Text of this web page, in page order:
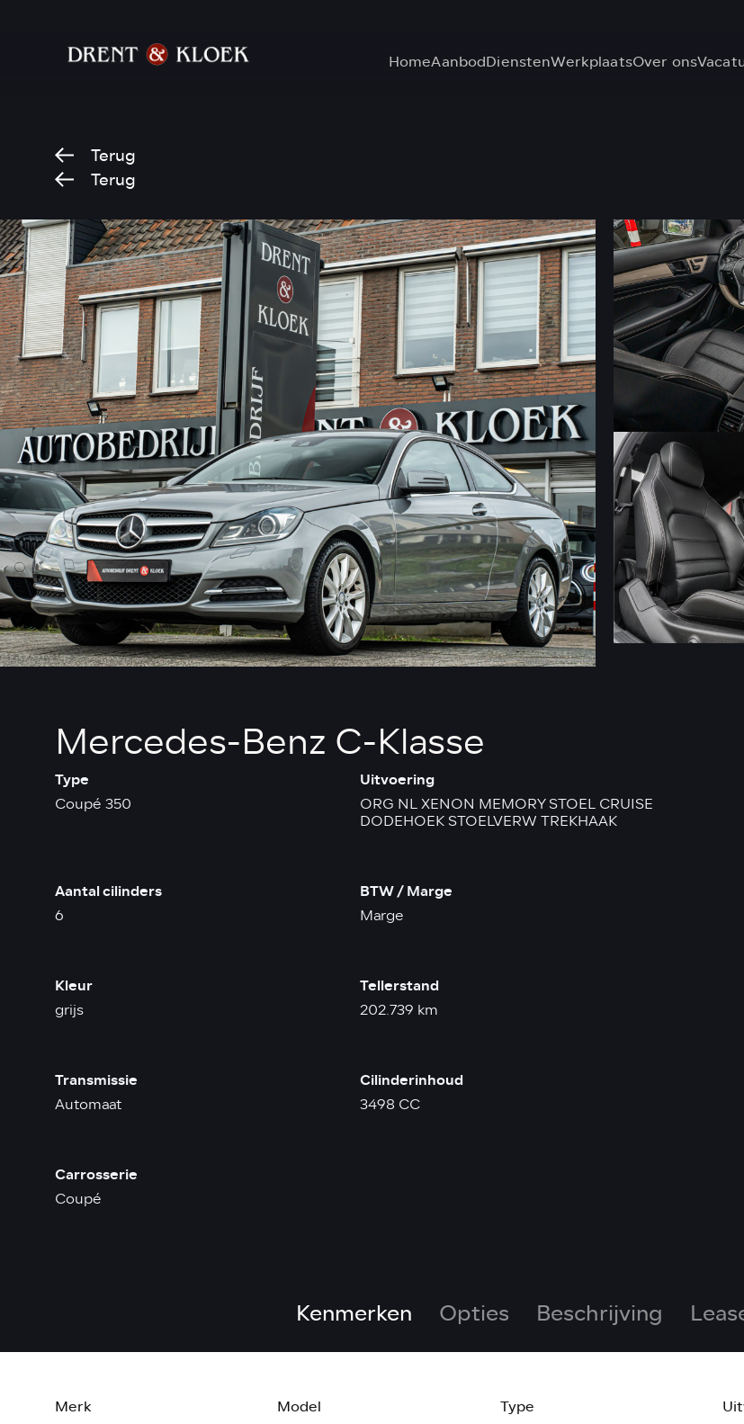
HomeAanbodDienstenWerkplaatsOver ons
Terug
Terug
Mercedes-Benz C-Klasse
Type
Coupé 350
Uitvoering
ORG NL XENON MEMORY STOEL CRUISE
DODEHOEK STOELVERW TREKHAAK
Aantal cilinders
6
BTW / Marge
Marge
Kleur
grijs
Tellerstand
202.739 km
Transmissie
Automaat
Cilinderinhoud
3498 CC
Carrosserie
Coupé
Kenmerken Opties Beschrijving
Merk
Model
Type